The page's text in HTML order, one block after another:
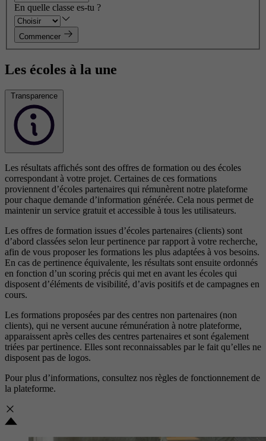
En quelle classe es-tu ?
Commencer
Les écoles à la une
Transparence
Les résultats affichés sont des offres de formation ou des écoles
correspondant à votre projet. Certaines de ces formations
proviennent d’écoles partenaires qui rémunèrent notre plateforme
pour chaque demande d’information générée. Cela nous permet de
maintenir un service gratuit et accessible à tous les utilisateurs.
Les offres de formation issues d’écoles partenaires (clients) sont
d’abord classées selon leur pertinence par rapport à votre recherche,
afin de vous proposer les formations les plus adaptées à vos besoins.
En cas de pertinence équivalente, les résultats sont ensuite ordonnés
en fonction d’un scoring précis qui met en avant les écoles qui
disposent d’éléments de visibilité, d’avis positifs et de campagnes en
cours.
Les formations proposées par des centres non partenaires (non
clients), qui ne versent aucune rémunération à notre plateforme,
apparaissent après celles des centres partenaires et sont également
triées par pertinence. Elles sont reconnaissables par le fait qu’elles ne
disposent pas de logos.
Pour plus d’informations, consultez nos règles de fonctionnement de
la plateforme.